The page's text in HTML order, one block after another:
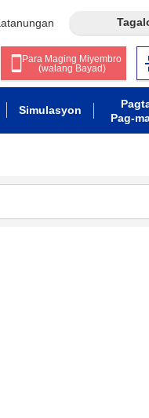
Para Maging Miyembro
(walang Bayad)
Simulasyon
Pag-